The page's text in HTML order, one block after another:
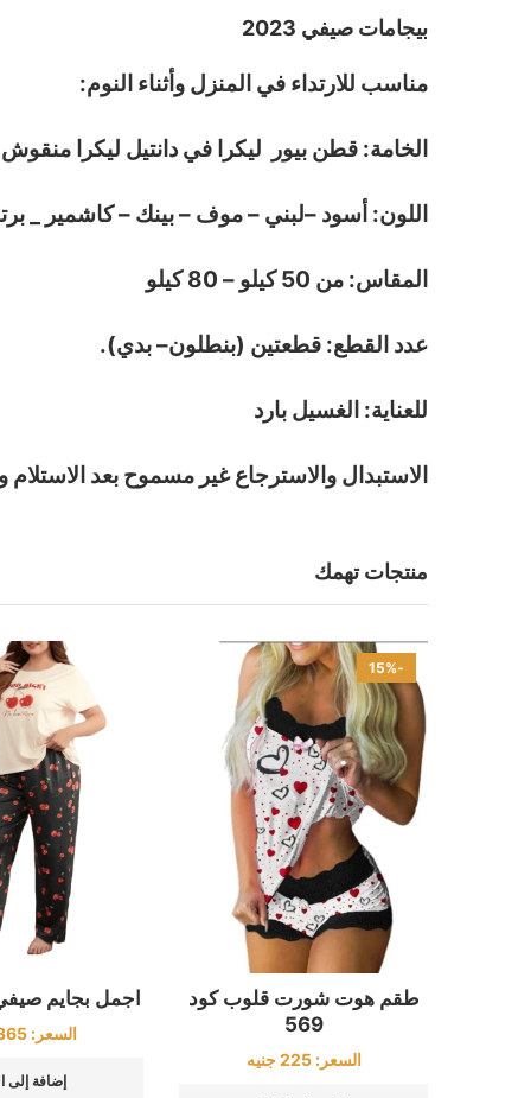
بيجامات صيفي 2023
مناسب للارتداء في المنزل وأثناء النوم:
الخامة: قطن بيور ليكرا في دانتيل ليكرا
اللون: أسود –لبني – موف – بينك – كاشمير _
المقاس: من 50 كيلو – 80 كيلو
عدد القطع: قطعتين (بنطلون– بدي).
للعناية: الغسيل بارد
الاستبدال والاسترجاع غير مسموح بعد
منتجات تهمك
-15%
طقم هوت شورت قلوب كود
569
السعر:225 جنيه
اجمل بجايم صيفي
السعر:
إضافة إلى